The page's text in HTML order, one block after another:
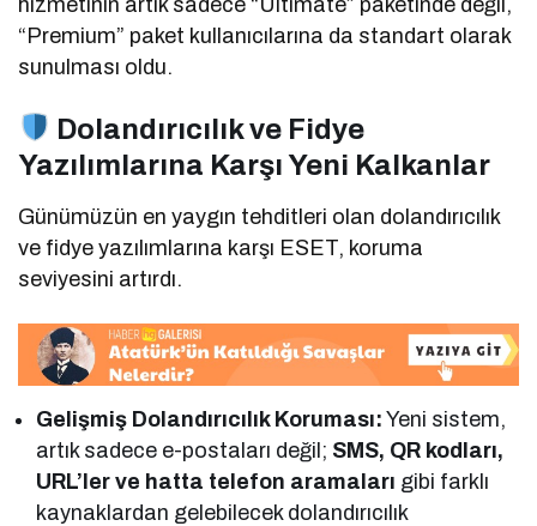
hizmetinin artık sadece “Ultimate” paketinde değil,
“Premium” paket kullanıcılarına da standart olarak
sunulması oldu.
Dolandırıcılık ve Fidye
Yazılımlarına Karşı Yeni Kalkanlar
Günümüzün en yaygın tehditleri olan dolandırıcılık
ve fidye yazılımlarına karşı ESET, koruma
seviyesini artırdı.
Gelişmiş Dolandırıcılık Koruması: Yeni sistem,
artık sadece e-postaları değil; SMS, QR kodları,
URL’ler ve hatta telefon aramaları gibi farklı
kaynaklardan gelebilecek dolandırıcılık